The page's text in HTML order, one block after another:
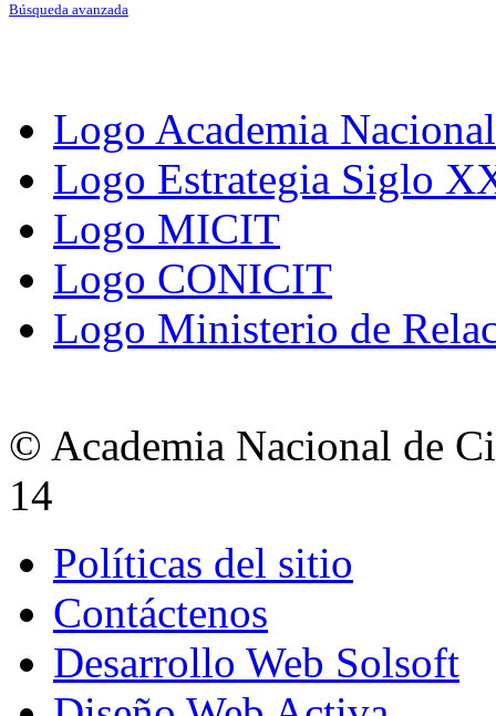
Búsqueda avanzada
Logo Academia
Logo Estrategia Siglo
Logo MICIT
Logo CONICIT
Logo Ministerio de
© Academia Nacional de
14
Políticas del sitio
Contáctenos
Desarrollo Web Solsoft